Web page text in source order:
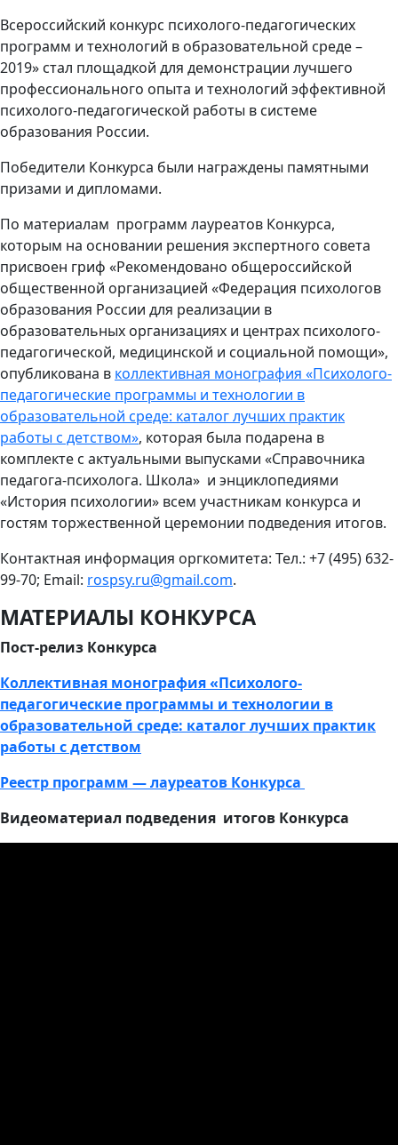
Всероссийский конкурс психолого-педагогических
программ и технологий в образовательной среде –
2019» стал площадкой для демонстрации лучшего
профессионального опыта и технологий эффективной
психолого-педагогической работы в системе
образования России.
Победители Конкурса были награждены памятными
призами и дипломами.
По материалам программ лауреатов Конкурса,
которым на основании решения экспертного совета
присвоен гриф «Рекомендовано общероссийской
общественной организацией «Федерация психологов
образования России для реализации в
образовательных организациях и центрах психолого-
педагогической, медицинской и социальной помощи»,
опубликована в коллективная монография «Психолого-
педагогические программы и технологии в
образовательной среде: каталог лучших практик
работы с детством», которая была подарена в
комплекте с актуальными выпусками «Справочника
педагога-психолога. Школа» и энциклопедиями
«История психологии» всем участникам конкурса и
гостям торжественной церемонии подведения итогов.
Контактная информация оргкомитета: Тел.: +7 (495) 632-
99-70; Email: rospsy.ru@gmail.com.
МАТЕРИАЛЫ КОНКУРСА
Пост-релиз Конкурса
Коллективная монография «Психолого-
педагогические программы и технологии в
образовательной среде: каталог лучших практик
работы с детством
Реестр программ — лауреатов Конкурса
Видеоматериал подведения итогов Конкурса